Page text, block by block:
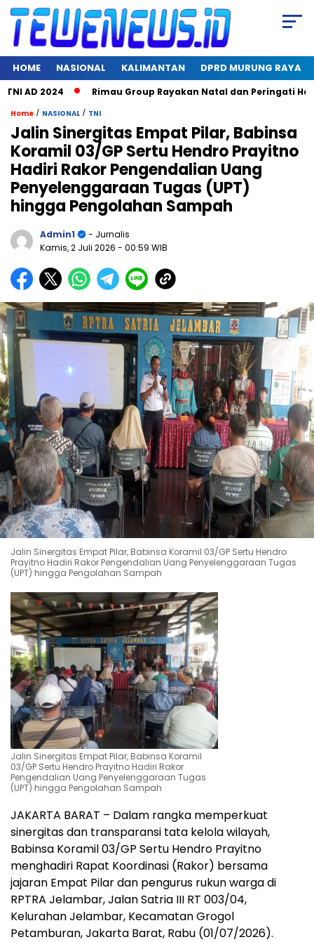
HOME NASIONAL KALIMANTAN DPRD MURUNG RAYA
2024 Rimau Group Rayakan Natal dan Peringati Hari Jadi
Home / NASIONAL / TNI
Jalin Sinergitas Empat Pilar, Babinsa
Koramil 03/GP Sertu Hendro Prayitno
Hadiri Rakor Pengendalian Uang
Penyelenggaraan Tugas (UPT)
hingga Pengolahan Sampah
Admin1
- Jurnalis
Kamis, 2 Juli 2026 - 00:59 WIB
Jalin Sinergitas Empat Pilar, Babinsa Koramil 03/GP Sertu Hendro
Prayitno Hadiri Rakor Pengendalian Uang Penyelenggaraan Tugas
(UPT) hingga Pengolahan Sampah
Jalin Sinergitas Empat Pilar, Babinsa Koramil
03/GP Sertu Hendro Prayitno Hadiri Rakor
Pengendalian Uang Penyelenggaraan Tugas
(UPT) hingga Pengolahan Sampah
JAKARTA BARAT – Dalam rangka memperkuat
sinergitas dan transparansi tata kelola wilayah,
Babinsa Koramil 03/GP Sertu Hendro Prayitno
menghadiri Rapat Koordinasi (Rakor) bersama
jajaran Empat Pilar dan pengurus rukun warga di
RPTRA Jelambar, Jalan Satria III RT 003/04,
Kelurahan Jelambar, Kecamatan Grogol
Petamburan, Jakarta Barat, Rabu (01/07/2026).